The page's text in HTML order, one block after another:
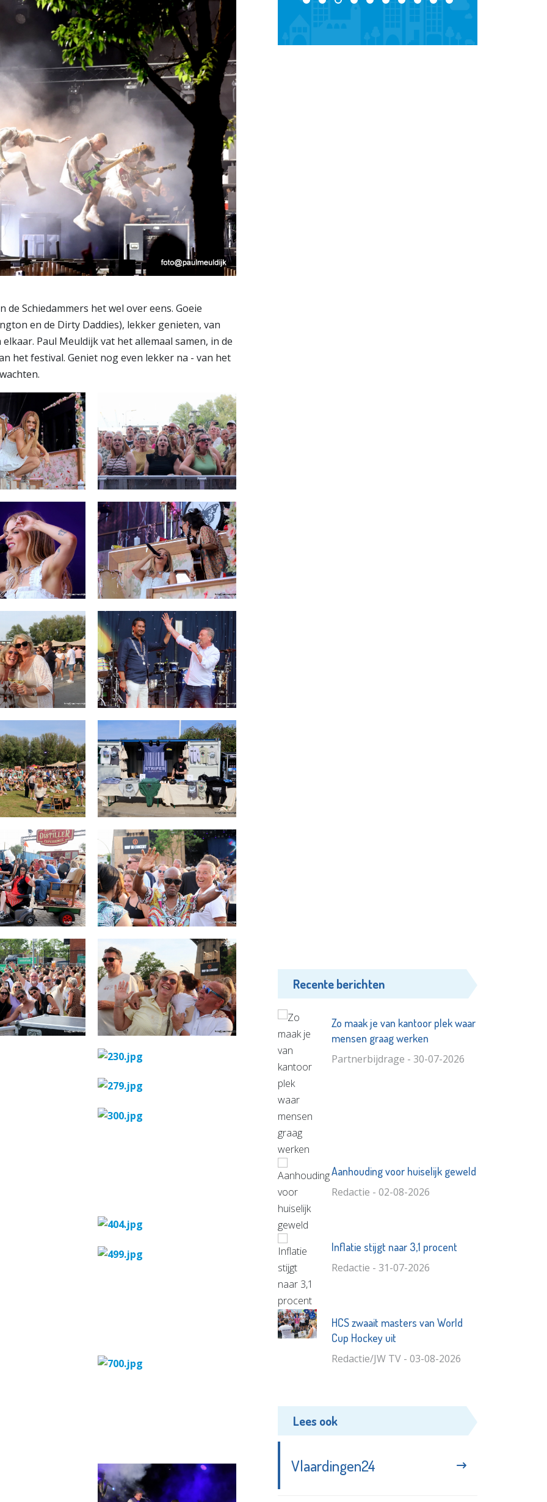
de Schiedammers het wel over eens. Goeie
en de Dirty Daddies), lekker genieten, van
Paul Meuldijk vat het allemaal samen, in de
het festival. Geniet nog even lekker na - van het
Recente berichten
Zo maak je van kantoor plek waar
mensen graag werken
Partnerbijdrage - 30-07-2026
Aanhouding voor huiselijk geweld
Redactie - 02-08-2026
Inflatie stijgt naar 3,1 procent
Redactie - 31-07-2026
HCS zwaait masters van World
Cup Hockey uit
Redactie/JW TV - 03-08-2026
Lees ook
Vlaardingen24